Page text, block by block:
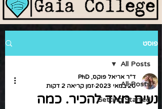
פוסט
All Posts
Getting Started
All Posts
נעים מאד להכיר. כמה
ד"ר אריאל פוקס, PhD
20 במאי 2023
זמן קריאה 2 דקות